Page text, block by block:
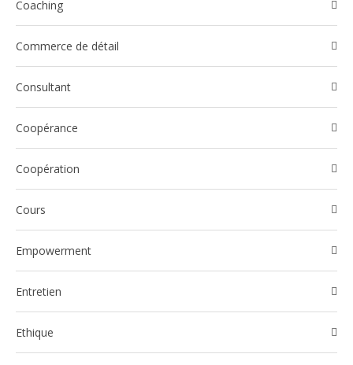
Coaching
Commerce de détail
Consultant
Coopérance
Coopération
Cours
Empowerment
Entretien
Ethique